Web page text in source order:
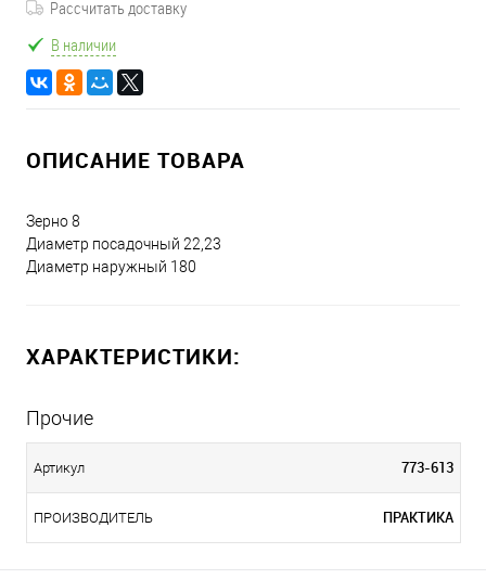
Рассчитать доставку
В наличии
ОПИСАНИЕ ТОВАРА
Зерно 8
Диаметр посадочный 22,23
Диаметр наружный 180
ХАРАКТЕРИСТИКИ:
Прочие
Артикул 773-613
ПРОИЗВОДИТЕЛЬ ПРАКТИКА